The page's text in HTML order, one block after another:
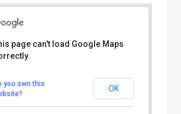
Heidkampe 80 - Hannover
Veranstaltungen
page can't load Google Maps
you own this
OK